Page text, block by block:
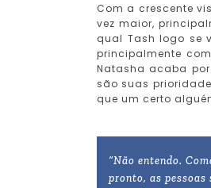
Com a crescente
vez maior,
qual Tash logo se
principalmente
Natasha acaba
são suas
que um certo
“Não entendo.
pronto, as